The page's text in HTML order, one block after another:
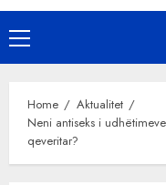
Primary
Menu
Home
Aktualitet
Neni antiseks i
qeveritar?